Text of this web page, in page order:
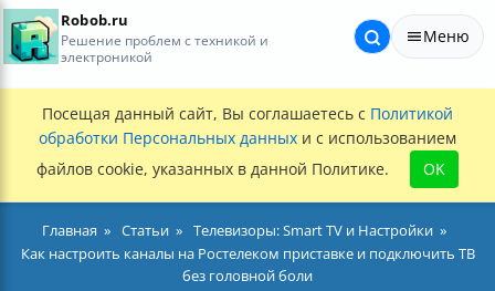
Robob.ru
Решение проблем с техникой и
электроникой
Меню
Посещая данный сайт, Вы соглашаетесь с Политикой
обработки Персональных данных и с использованием
файлов cookie, указанных в данной Политике.
OK
Главная Статьи
Телевизоры: Smart TV и Настройки
Как настроить каналы на Ростелеком приставке и подключить ТВ
без головной боли